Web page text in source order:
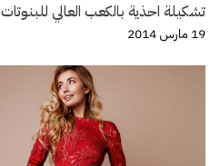
تشكيلة احذية بالكعب العالي للبنوتات
19 مارس 2014